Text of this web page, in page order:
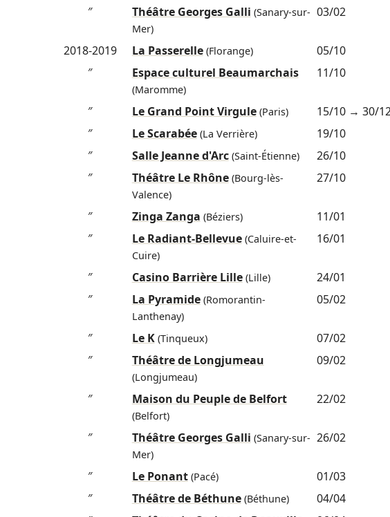
″ Théâtre Georges Galli (Sanary-sur-
Mer)
03/02
2018-2019 La Passerelle(Florange) 05/10
″ Espace culturel Beaumarchais
(Maromme)
11/10
″ Le Grand Point Virgule(Paris) 15/10→ 30/
″ Le Scarabée(La Verrière) 19/10
″ Salle Jeanne d'Arc(Saint-Étienne) 26/10
″ Théâtre Le Rhône(Bourg-lès-
Valence)
27/10
″ Zinga Zanga (Béziers) 11/01
″ Le Radiant-Bellevue(Caluire-et-
Cuire)
16/01
″ Casino Barrière Lille(Lille) 24/01
″ La Pyramide(Romorantin-
Lanthenay)
05/02
″ Le K(Tinqueux) 07/02
″ Théâtre de Longjumeau
(Longjumeau)
09/02
″ Maison du Peuple de Belfort
(Belfort)
22/02
″ Théâtre Georges Galli (Sanary-sur-
Mer)
26/02
″ Le Ponant(Pacé) 01/03
″ Théâtre de Béthune(Béthune) 04/04